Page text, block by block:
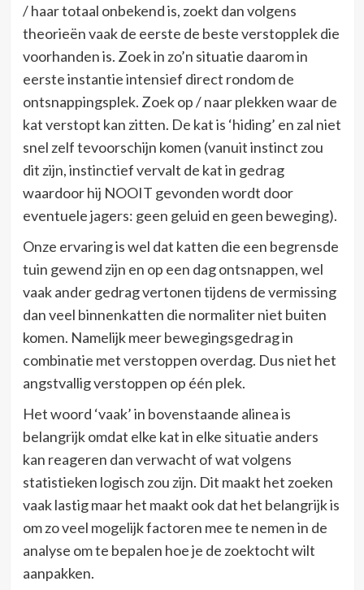
/ haar totaal onbekend is, zoekt dan volgens
theorieën vaak de eerste de beste verstopplek die
voorhanden is. Zoek in zo’n situatie daarom in
eerste instantie intensief direct rondom de
ontsnappingsplek. Zoek op / naar plekken waar de
kat verstopt kan zitten. De kat is ‘hiding’ en zal niet
snel zelf tevoorschijn komen (vanuit instinct zou
dit zijn, instinctief vervalt de kat in gedrag
waardoor hij NOOIT gevonden wordt door
eventuele jagers: geen geluid en geen beweging).
Onze ervaring is wel dat katten die een begrensde
tuin gewend zijn en op een dag ontsnappen, wel
vaak ander gedrag vertonen tijdens de vermissing
dan veel binnenkatten die normaliter niet buiten
komen. Namelijk meer bewegingsgedrag in
combinatie met verstoppen overdag. Dus niet het
angstvallig verstoppen op één plek.
Het woord ‘vaak’ in bovenstaande alinea is
belangrijk omdat elke kat in elke situatie anders
kan reageren dan verwacht of wat volgens
statistieken logisch zou zijn. Dit maakt het zoeken
vaak lastig maar het maakt ook dat het belangrijk is
om zo veel mogelijk factoren mee te nemen in de
analyse om te bepalen hoe je de zoektocht wilt
aanpakken.